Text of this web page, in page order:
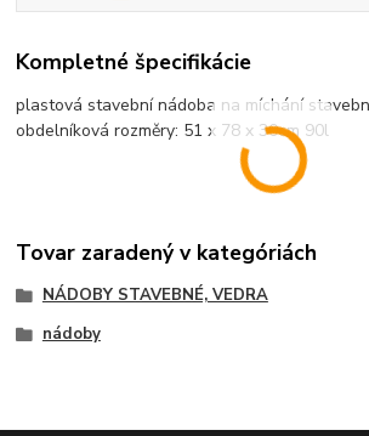
Kompletné špecifikácie
plastová stavební nádoba na míchání
obdelníková rozměry: 51 x 78 x 30cm 90l
Tovar zaradený v kategóriách
NÁDOBY STAVEBNÉ, VEDRA
nádoby